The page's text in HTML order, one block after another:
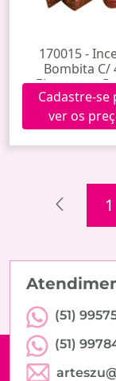
170015 -
Bombita C/
Elementos
Cadastre-se
ver os
1
(51)
(51)